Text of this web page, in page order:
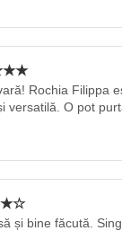
Rochia Filippa
versatilă. O pot
și bine făcută.